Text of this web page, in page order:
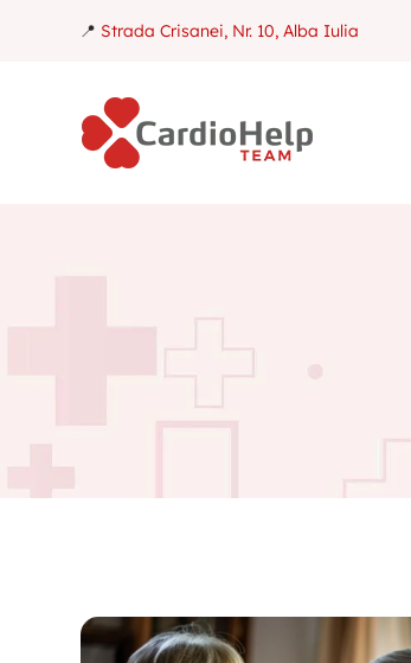
📍 Strada Crisanei, Nr. 10, Alba Iulia